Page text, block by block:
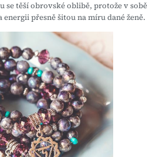
se těší obrovské oblibě, protože v sobě
energii přesně šitou na míru dané ženě.